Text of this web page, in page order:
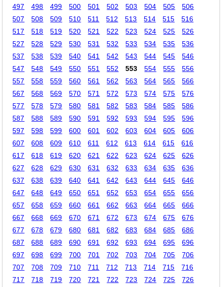
497
498 499 500 501 502 503 504 505
506
507
508 509 510 511 512 513 514 515
516
517
518 519 520 521 522 523 524 525
526
527
528 529 530 531 532 533 534 535
536
537
538 539 540 541 542 543 544 545
546
547
548 549 550 551 552 553 554 555
556
557
558 559 560 561 562 563 564 565
566
567
568 569 570 571 572 573 574 575
576
577
578 579 580 581 582 583 584 585
586
587
588 589 590 591 592 593 594 595
596
597
598 599 600 601 602 603 604 605
606
607
608 609 610 611 612 613 614 615
616
617
618 619 620 621 622 623 624 625
626
627
628 629 630 631 632 633 634 635
636
637
638 639 640 641 642 643 644 645
646
647
648 649 650 651 652 653 654 655
656
657
658 659 660 661 662 663 664 665
666
667
668 669 670 671 672 673 674 675
676
677
678 679 680 681 682 683 684 685
686
687
688 689 690 691 692 693 694 695
696
697
698 699 700 701 702 703 704 705
706
707
708 709 710 711 712 713 714 715
716
717
718 719 720 721 722 723 724 725
726